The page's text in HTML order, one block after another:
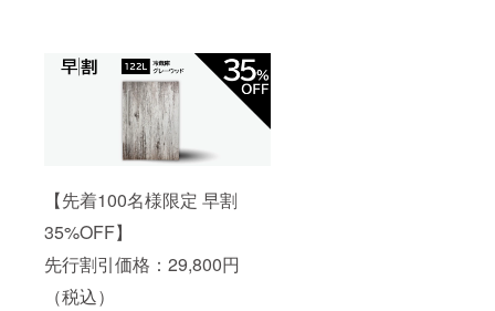
【先着100名様限定 早割
35%OFF】
先行割引価格：29,800円
（税込）